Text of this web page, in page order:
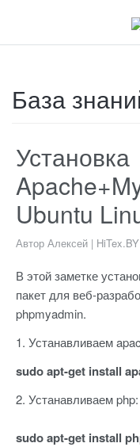
База
Установка
Ubuntu
Автор Алексей |
В этой заметке
пакет для веб-
phpmyadmin.
1. Устанавливаем
sudo apt-get install
2. Устанавливаем php:
sudo apt-get install